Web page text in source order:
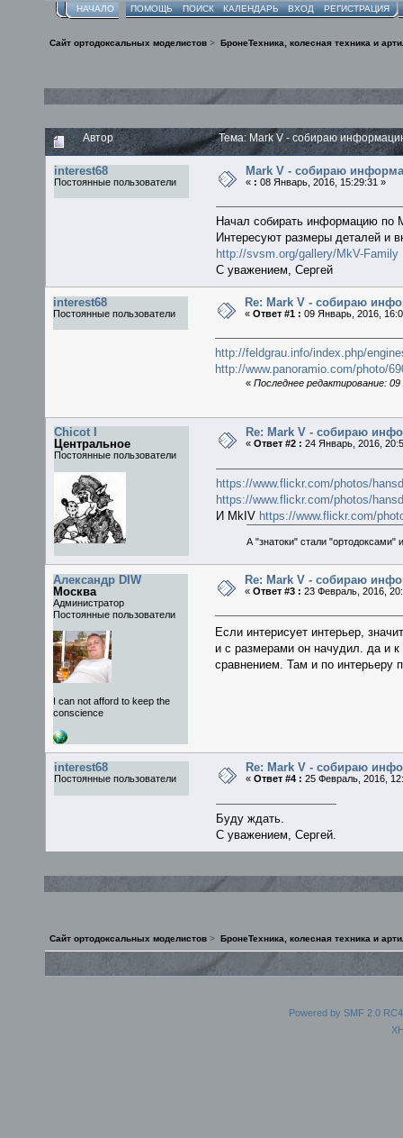
НАЧАЛО ПОМОЩЬ ПОИСК КАЛЕНДАРЬ ВХОД РЕГИСТРАЦИЯ
Сайт ортодоксальных моделистов > БронеТехника, колесная техника и
Автор Тема: Mark V - собираю
interest68
Постоянные пользователи
Mark V - собираю
« : 08 Январь, 2016, 15:29:31 »
Начал собирать информацию по
Интересуют размеры деталей и
http://svsm.org/gallery/MkV-Family
С уважением, Сергей
interest68
Постоянные пользователи
Re: Mark V - собираю
« Ответ #1 : 09 Январь, 2016,
http://feldgrau.info/index.php/
http://www.panoramio.com/photo/
« Последнее редактирование:
Chicot I
Центральное
Постоянные пользователи
Re: Mark V - собираю
« Ответ #2 : 24 Январь, 2016,
https://www.flickr.com/photos/
https://www.flickr.com/photos/
И MkIV https://www.flickr.com/
А "знатоки" стали "ортодоксами"
Александр DIW
Москва
Администратор
Постоянные пользователи
I can not afford to keep the
conscience
Re: Mark V - собираю
« Ответ #3 : 23 Февраль, 2016,
Если интерисует интерьер,
и с размерами он начудил. да и к
сравнением. Там и по интерьеру
interest68
Постоянные пользователи
Re: Mark V - собираю
« Ответ #4 : 25 Февраль, 2016,
Буду ждать.
С уважением, Сергей.
Сайт ортодоксальных моделистов > БронеТехника, колесная техника и
Powered by SMF 2.0 RC4